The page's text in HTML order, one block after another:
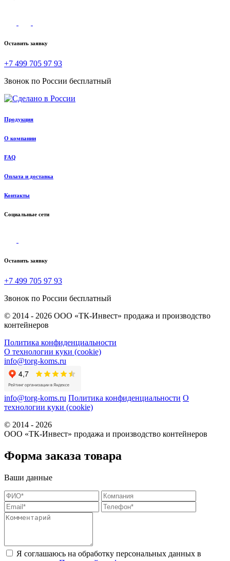
Оставить заявку
+7 499 705 97 93
Звонок по России бесплатный
Продукция
О компании
FAQ
Оплата и доставка
Контакты
Социальные сети
Оставить заявку
+7 499 705 97 93
Звонок по России бесплатный
© 2014 - 2026 ООО «ТК-Инвест» продажа и производство
контейнеров
Политика конфиденциальности
О технологии куки (cookie)
info@torg-koms.ru
info@torg-koms.ru Политика конфиденциальности О
технологии куки (cookie)
© 2014 - 2026
ООО «ТК-Инвест» продажа и производство контейнеров
Форма заказа товара
Ваши данные
Я соглашаюсь на обработку персональных данных в